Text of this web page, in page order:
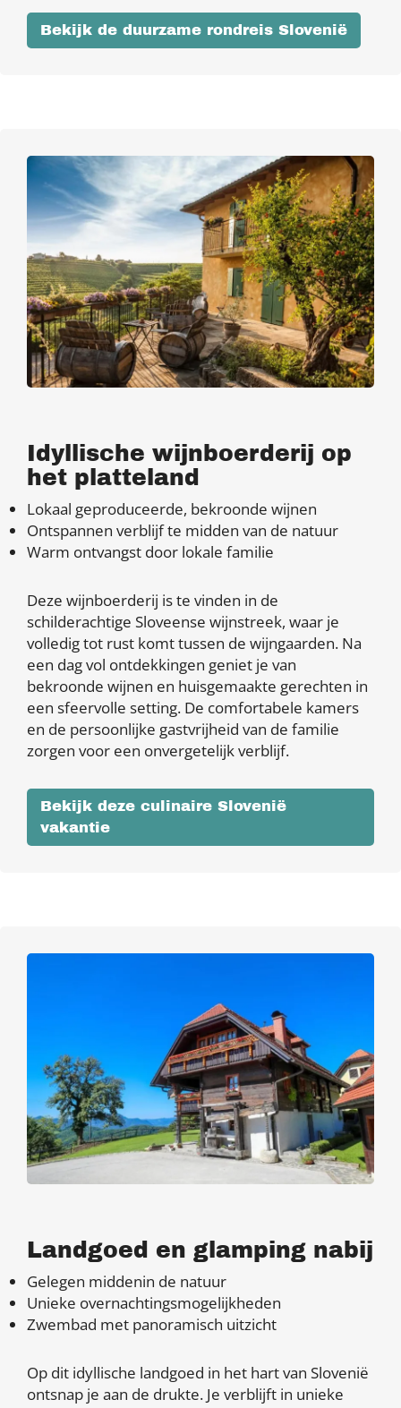
Bekijk de duurzame rondreis Slovenië
Idyllische wijnboerderij op
het platteland
Lokaal geproduceerde, bekroonde wijnen
Ontspannen verblijf te midden van de natuur
Warm ontvangst door lokale familie
Deze wijnboerderij is te vinden in de
schilderachtige Sloveense wijnstreek, waar je
volledig tot rust komt tussen de wijngaarden. Na
een dag vol ontdekkingen geniet je van
bekroonde wijnen en huisgemaakte gerechten in
een sfeervolle setting. De comfortabele kamers
en de persoonlijke gastvrijheid van de familie
zorgen voor een onvergetelijk verblijf.
Bekijk deze culinaire Slovenië
vakantie
Landgoed en glamping nabij
Gelegen middenin de natuur
Unieke overnachtingsmogelijkheden
Zwembad met panoramisch uitzicht
Op dit idyllische landgoed in het hart van Slovenië
ontsnap je aan de drukte. Je verblijft in unieke